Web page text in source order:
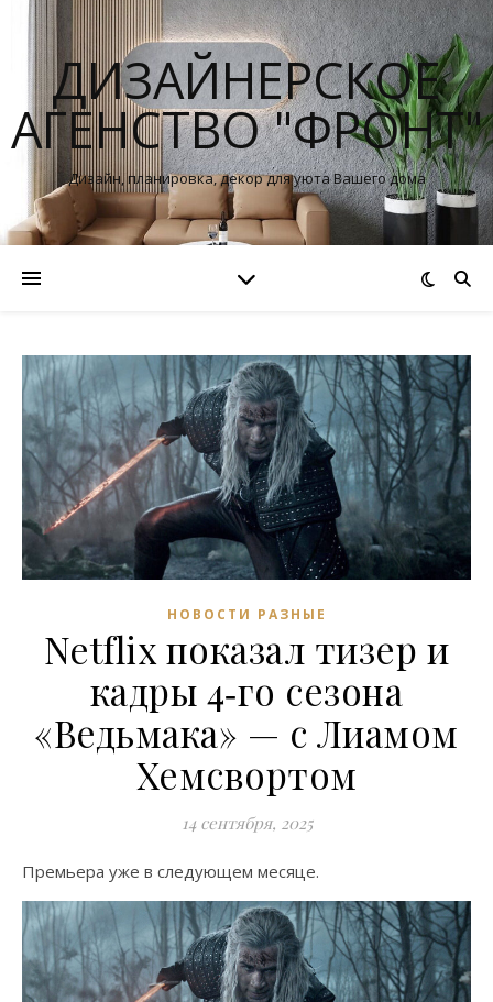
ДИЗАЙНЕРСКОЕ
АГЕНСТВО "ФРОНТ"
Дизайн, планировка, декор для уюта Вашего дома
НОВОСТИ РАЗНЫЕ
Netflix показал тизер и
кадры 4‑го сезона
«Ведьмака» — с Лиамом
Хемсвортом
14 сентября, 2025
Премьера уже в следующем месяце.